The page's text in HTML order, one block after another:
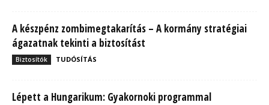
A készpénz zombimegtakarítás – A kormány stratégiai
ágazatnak tekinti a biztosítást
Biztosítók TUDÓSÍTÁS
Lépett a Hungarikum: Gyakornoki programmal